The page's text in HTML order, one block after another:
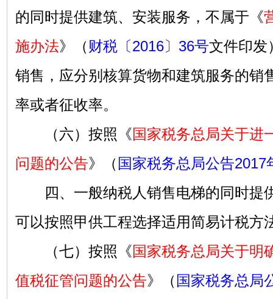
的同时提供建筑、安装服务，不属于《
施办法》（财税〔2016〕36号文件印发
销售，应分别核算货物和建筑服务的销
率或者征收率。
（六）按照《国家税务总局关于进
问题的公告》（ 国家税务总局公告2017
四、一般纳税人销售电梯的同时提
可以按照甲供工程选择适用简易计税方
（七）按照《国家税务总局关于明
值税征管问题的公告》（ 国家税务总局